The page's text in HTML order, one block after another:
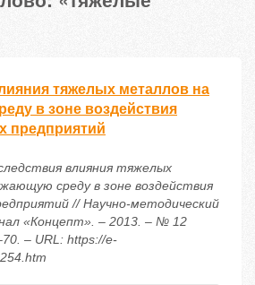
тяжелых металлов на
в зоне воздействия
влияния тяжелых
среду в зоне воздействия
// Научно-методический
«Концепт». – 2013. – № 12
– URL: https://e-